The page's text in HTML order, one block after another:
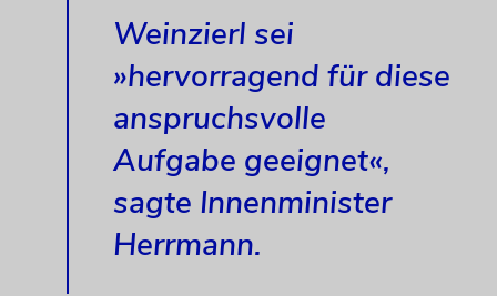
Weinzierl sei
»hervorragend für diese
anspruchsvolle
Aufgabe geeignet«,
sagte Innenminister
Herrmann.